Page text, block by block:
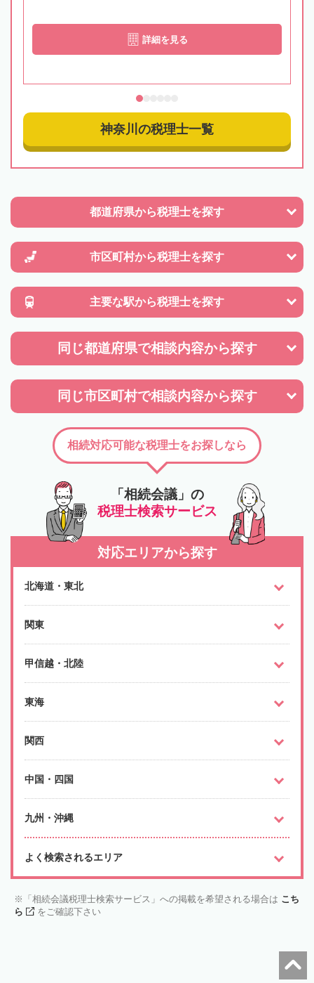
詳細を見る
神奈川の税理士一覧
都道府県から税理士を探す
市区町村から税理士を探す
主要な駅から税理士を探す
同じ都道府県で相談内容から探す
同じ市区町村で相談内容から探す
「相続会議」の
税理士検索サービス
相続対応可能な税理士をお探しなら
対応エリアから探す
北海道・東北
関東
甲信越・北陸
東海
関西
中国・四国
九州・沖縄
よく検索されるエリア
「相続会議税理士検索サービス」への掲載を希望される場合は こち
ら
をご確認下さい